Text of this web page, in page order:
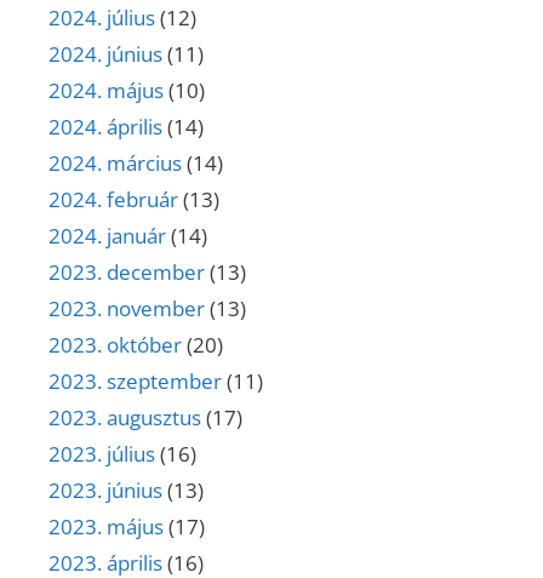
2024. július(12)
2024. június(11)
2024. május(10)
2024. április(14)
2024. március(14)
2024. február(13)
2024. január(14)
2023. december(13)
2023. november(13)
2023. október(20)
2023. szeptember(11)
2023. augusztus(17)
2023. július(16)
2023. június(13)
2023. május(17)
2023. április(16)